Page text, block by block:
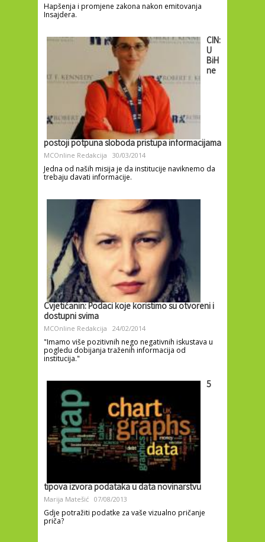
Hapšenja i promjene zakona nakon emitovanja
Insajdera.
CIN:
U
BiH
ne
postoji potpuna sloboda pristupa informacijama
MCOnline Redakcija 30/03/2014
Jedna od naših misija je da institucije naviknemo da
trebaju davati informacije.
Cvjetićanin: Podaci koje koristimo su otvoreni i
dostupni svima
MCOnline Redakcija 24/02/2014
"Imamo više pozitivnih nego negativnih iskustava u
pogledu dobijanja traženih informacija od
institucija."
5
tipova izvora podataka u data novinarstvu
Marija Matešić 07/08/2013
Gdje potražiti podatke za vaše vizualno pričanje
priča?